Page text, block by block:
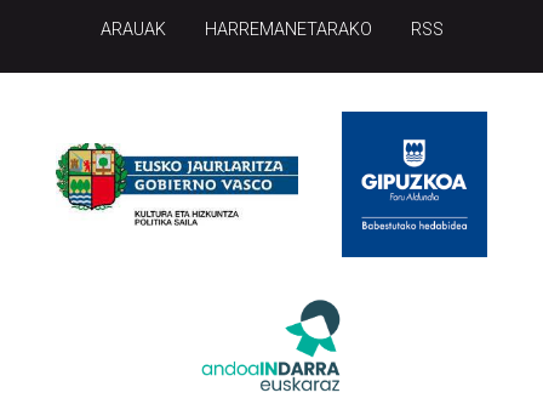
ARAUAK HARREMANETARAKO RSS